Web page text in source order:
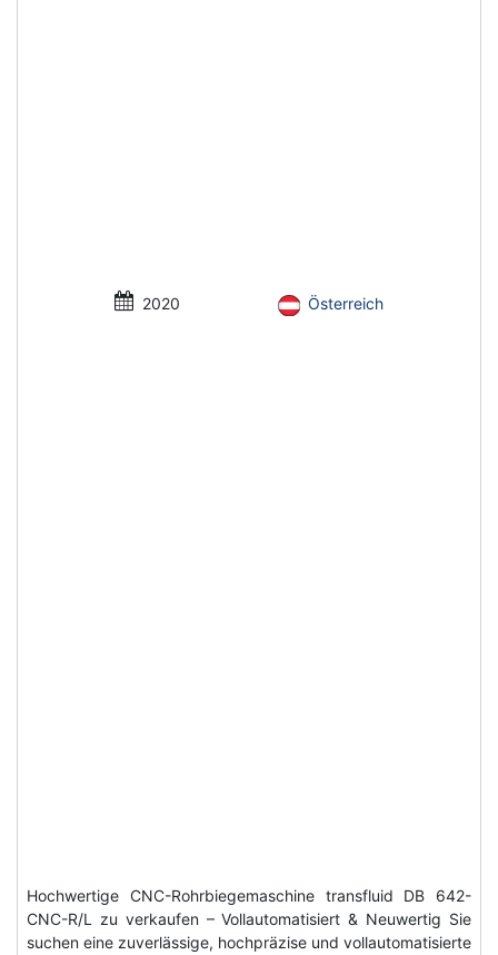
2020 Österreich
Hochwertige CNC-Rohrbiegemaschine transfluid DB 642-
CNC-R/L zu verkaufen – Vollautomatisiert & Neuwertig Sie
suchen eine zuverlässige, hochpräzise und vollautomatisierte